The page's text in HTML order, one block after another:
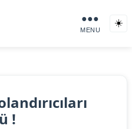
●●●
MENU
☀️
!